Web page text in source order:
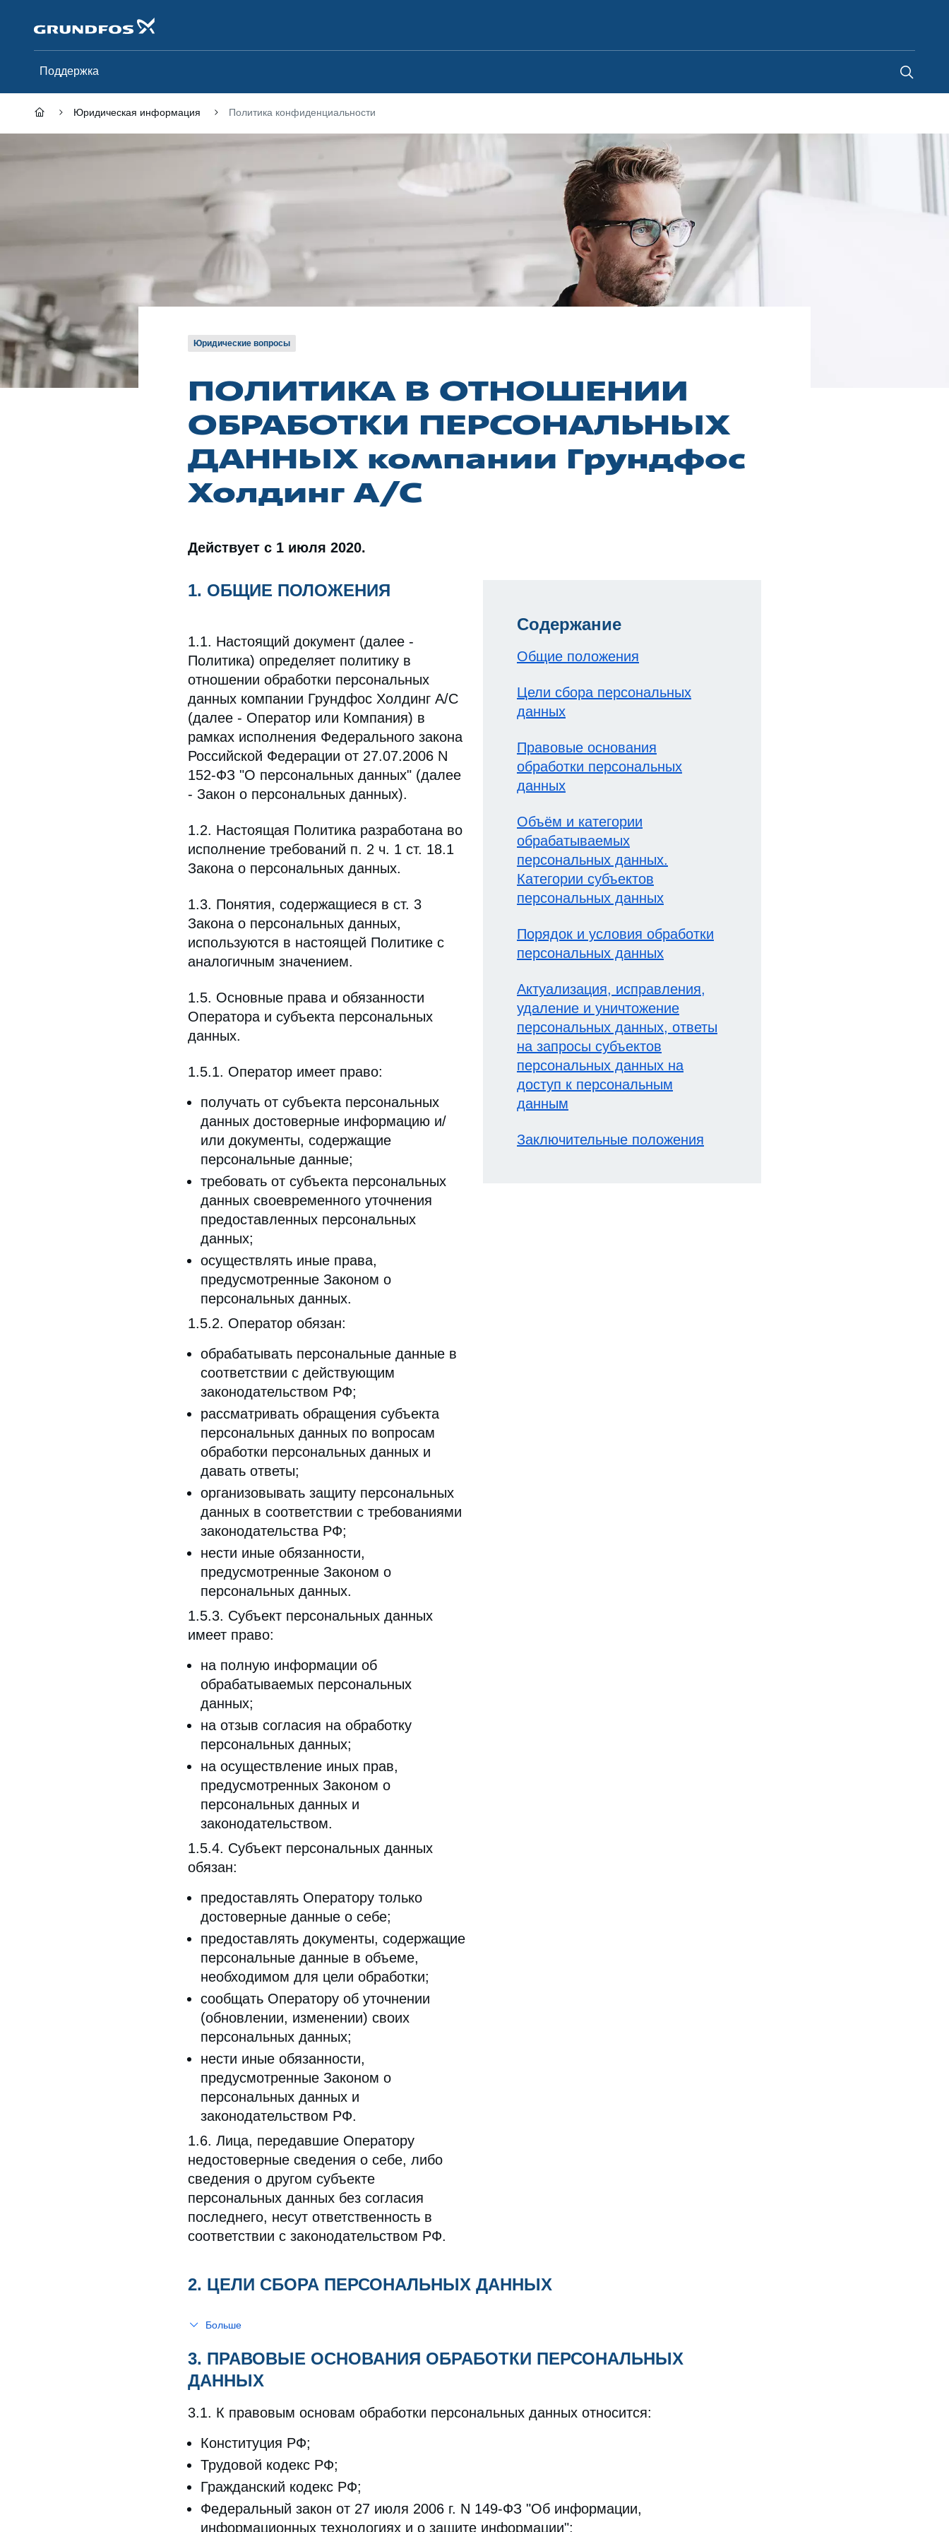
основному
контенту
Поддержка
Юридическая информация Политика конфиденциальности
Юридические вопросы
ПОЛИТИКА В ОТНОШЕНИИ
ОБРАБОТКИ ПЕРСОНАЛЬНЫХ
ДАННЫХ компании Грундфос
Холдинг А/С
Действует с 1 июля 2020.
Содержание
Общие положения
Цели сбора персональных
данных
Правовые основания
обработки персональных
данных
Объём и категории
обрабатываемых
персональных данных.
Категории субъектов
персональных данных
Порядок и условия обработки
персональных данных
Актуализация, исправления,
удаление и уничтожение
персональных данных, ответы
на запросы субъектов
персональных данных на
доступ к персональным
данным
Заключительные положения
1. ОБЩИЕ ПОЛОЖЕНИЯ
1.1. Настоящий документ (далее -
Политика) определяет политику в
отношении обработки персональных
данных компании Грундфос Холдинг А/С
(далее - Оператор или Компания) в
рамках исполнения Федерального закона
Российской Федерации от 27.07.2006 N
152-ФЗ "О персональных данных" (далее
- Закон о персональных данных).
1.2. Настоящая Политика разработана во
исполнение требований п. 2 ч. 1 ст. 18.1
Закона о персональных данных.
1.3. Понятия, содержащиеся в ст. 3
Закона о персональных данных,
используются в настоящей Политике с
аналогичным значением.
1.5. Основные права и обязанности
Оператора и субъекта персональных
данных.
1.5.1. Оператор имеет право:
получать от субъекта персональных
данных достоверные информацию и/
или документы, содержащие
персональные данные;
требовать от субъекта персональных
данных своевременного уточнения
предоставленных персональных
данных;
осуществлять иные права,
предусмотренные Законом о
персональных данных.
1.5.2. Оператор обязан:
обрабатывать персональные данные в
соответствии с действующим
законодательством РФ;
рассматривать обращения субъекта
персональных данных по вопросам
обработки персональных данных и
давать ответы;
организовывать защиту персональных
данных в соответствии с требованиями
законодательства РФ;
нести иные обязанности,
предусмотренные Законом о
персональных данных.
1.5.3. Субъект персональных данных
имеет право:
на полную информации об
обрабатываемых персональных
данных;
на отзыв согласия на обработку
персональных данных;
на осуществление иных прав,
предусмотренных Законом о
персональных данных и
законодательством.
1.5.4. Субъект персональных данных
обязан:
предоставлять Оператору только
достоверные данные о себе;
предоставлять документы, содержащие
персональные данные в объеме,
необходимом для цели обработки;
сообщать Оператору об уточнении
(обновлении, изменении) своих
персональных данных;
нести иные обязанности,
предусмотренные Законом о
персональных данных и
законодательством РФ.
1.6. Лица, передавшие Оператору
недостоверные сведения о себе, либо
сведения о другом субъекте
персональных данных без согласия
последнего, несут ответственность в
соответствии с законодательством РФ.
2. ЦЕЛИ СБОРА ПЕРСОНАЛЬНЫХ ДАННЫХ
Больше
3. ПРАВОВЫЕ ОСНОВАНИЯ ОБРАБОТКИ ПЕРСОНАЛЬНЫХ
ДАННЫХ
3.1. К правовым основам обработки персональных данных относится:
Конституция РФ;
Трудовой кодекс РФ;
Гражданский кодекс РФ;
Федеральный закон от 27 июля 2006 г. N 149-ФЗ "Об информации,
информационных технологиях и о защите информации";